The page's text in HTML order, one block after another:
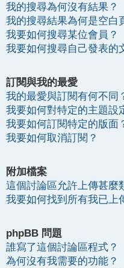
我的搜尋為何沒有結果？
我的搜尋結果為何是空白
我要如何搜尋某位會員？
我要如何搜尋自己發表的
訂閱與我的最愛
我的最愛與訂閱有何不同
我要如何對特定的主題設
我要如何訂閱特定的版面
我要如何取消訂閱？
附加檔案
這個討論區允許上傳甚麼
我要如何找到所有我已上
phpBB 問題
誰寫了這個討論區程式？
為何沒有我需要的功能？